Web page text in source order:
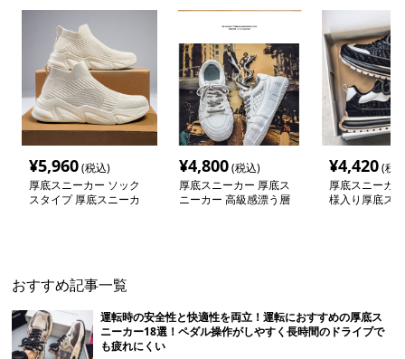
¥5,960(税込)
厚底スニーカー ソック
スタイプ 厚底スニーカ
¥4,800(税込)
厚底スニーカー 厚底ス
ニーカー 高級感漂う層
¥4,420(税
厚底スニーカ
様入り厚底ス
おすすめ記事一覧
運転時の安全性と快適性を両立！運転におすすめの厚底ス
ニーカー18選！ペダル操作がしやすく長時間のドライブで
も疲れにくい